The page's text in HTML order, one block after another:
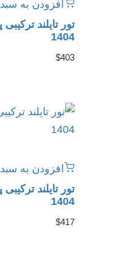
افزودن به
1404
$403
افزودن به
1404
$417